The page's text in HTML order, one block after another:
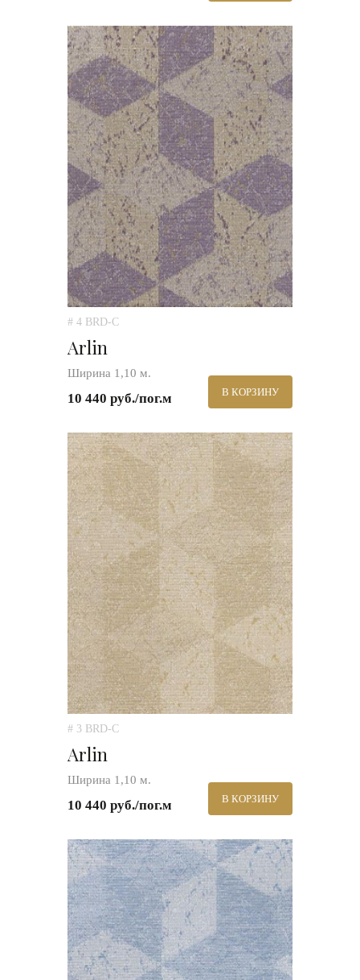
# 4 BRD-C
Arlin
Ширина 1,10 м.
10 440 руб./пог.м В КОРЗИНУ
# 3 BRD-C
Arlin
Ширина 1,10 м.
10 440 руб./пог.м В КОРЗИНУ